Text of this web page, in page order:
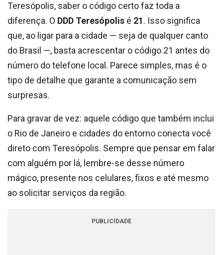
Teresópolis, saber o código certo faz toda a
diferença. O DDD Teresópolis é 21. Isso significa
que, ao ligar para a cidade — seja de qualquer canto
do Brasil —, basta acrescentar o código 21 antes do
número do telefone local. Parece simples, mas é o
tipo de detalhe que garante a comunicação sem
surpresas.
Para gravar de vez: aquele código que também inclui
o Rio de Janeiro e cidades do entorno conecta você
direto com Teresópolis. Sempre que pensar em falar
com alguém por lá, lembre-se desse número
mágico, presente nos celulares, fixos e até mesmo
ao solicitar serviços da região.
PUBLICIDADE